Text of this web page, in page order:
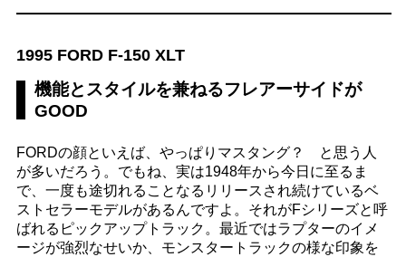
1995 FORD F-150 XLT
機能とスタイルを兼ねるフレアーサイドが
GOOD
FORDの顔といえば、やっぱりマスタング？ と思う人
が多いだろう。でもね、実は1948年から今日に至るま
で、一度も途切れることなるリリースされ続けているベ
ストセラーモデルがあるんですよ。それがFシリーズと呼
ばれるピックアップトラック。最近ではラプターのイメ
ージが強烈なせいか、モンスタートラックの様な印象を